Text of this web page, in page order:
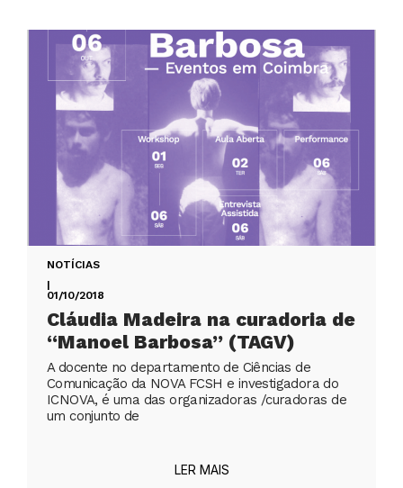
NOTÍCIAS
|
01/10/2018
Cláudia Madeira na curadoria de
“Manoel Barbosa” (TAGV)
A docente no departamento de Ciências de
Comunicação da NOVA FCSH e investigadora do
ICNOVA, é uma das organizadoras /curadoras de
um conjunto de
LER MAIS